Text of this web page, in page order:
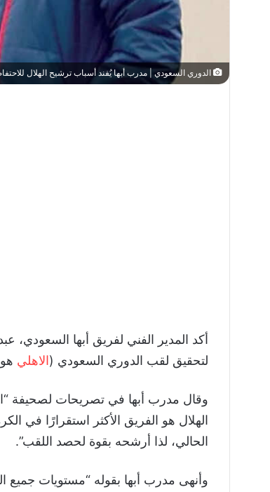
الدوري السعودي | مدرب أبها يُفند أسباب ترشيح الهلال
أكد المدير الفني لفريق أبها السعودي،
لتحقيق لقب الدوري السعودي (الاهلي
وقال مدرب أبها في تصريحات لصحيفة
الهلال هو الفريق الأكثر استقرارًا في
الحالي، لذا أرشحه بقوة لحصد اللقب”.
وأنهى مدرب أبها بقوله “مستويات جميع